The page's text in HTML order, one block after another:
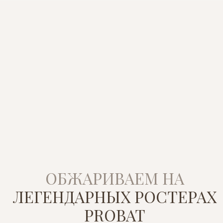
и карамельным послевкусием
Глубокий, с шоколадом, сушёными
Йемен + Колумбия